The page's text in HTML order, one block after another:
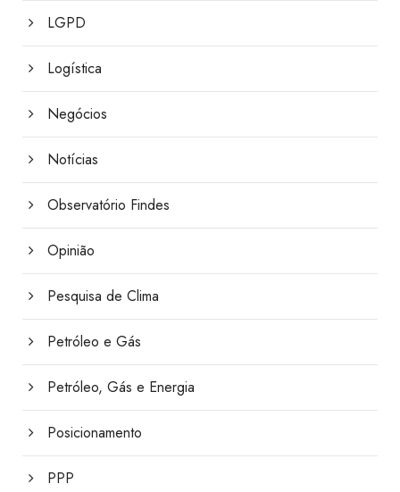
LGPD
Logística
Negócios
Notícias
Observatório Findes
Opinião
Pesquisa de Clima
Petróleo e Gás
Petróleo, Gás e Energia
Posicionamento
PPP